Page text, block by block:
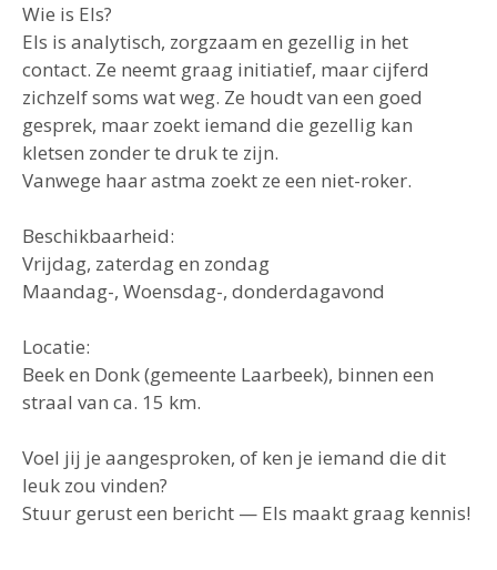
Wie is Els?
Els is analytisch, zorgzaam en gezellig in het
contact. Ze neemt graag initiatief, maar cijferd
zichzelf soms wat weg. Ze houdt van een goed
gesprek, maar zoekt iemand die gezellig kan
kletsen zonder te druk te zijn.
Vanwege haar astma zoekt ze een niet-roker.
Beschikbaarheid:
Vrijdag, zaterdag en zondag
Maandag-, Woensdag-, donderdagavond
Locatie:
Beek en Donk (gemeente Laarbeek), binnen een
straal van ca. 15 km.
Voel jij je aangesproken, of ken je iemand die dit
leuk zou vinden?
Stuur gerust een bericht — Els maakt graag kennis!